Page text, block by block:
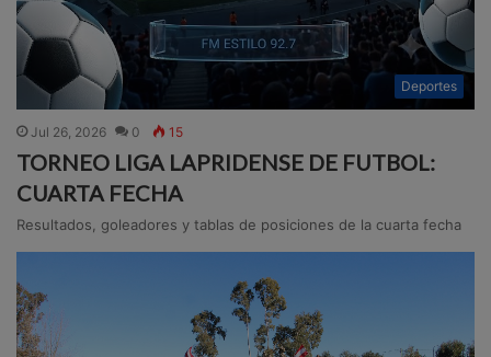
Deportes
Jul 26, 2026 0 15
TORNEO LIGA LAPRIDENSE DE FUTBOL:
CUARTA FECHA
Resultados, goleadores y tablas de posiciones de la cuarta fecha